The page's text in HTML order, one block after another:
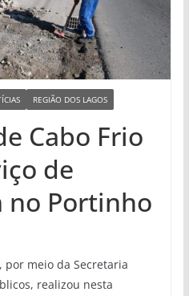
REGIÃO DOS LAGOS
Cabo Frio
de
no Portinho
por meio da Secretaria
realizou nesta